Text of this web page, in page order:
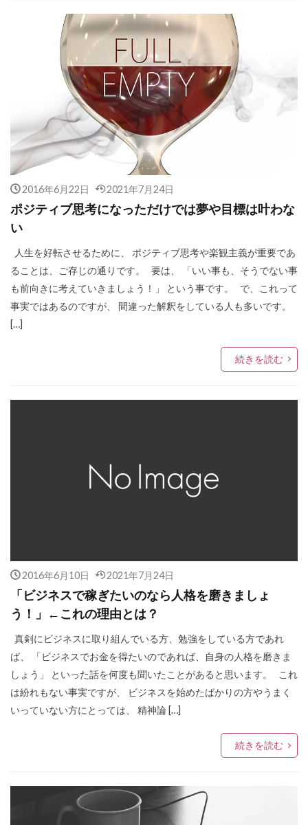
2016年6月22日 2021年7月24日
ポジティブ思考になっただけでは夢や目標は叶わな
い
人生を好転させるために、 ポジティブ思考や楽観主義が重要であ
ることは、ご存じの通りです。 要は、 「いい事も、そうでない事
も前向きに考えていきましょう！」 という事です。 で、これって
事実ではあるのですが、 間違った解釈をしている人も多いです。
[…]
続きを読む
2016年6月10日 2021年7月24日
「ビジネスで稼ぎたいのなら人格を磨きましょ
う！」←これの理由とは？
真剣にビジネスに取り組んでいる方、勉強をしている方であれ
ば、 「ビジネスでお金を得たいのであれば、自身の人格を磨きま
しょう」 といった話を何度も聞いたことがあると思います。 これ
は紛れもない事実ですが、 ビジネスを始めたばかりの方やうまく
いっていない方にとっては、 精神論 […]
続きを読む